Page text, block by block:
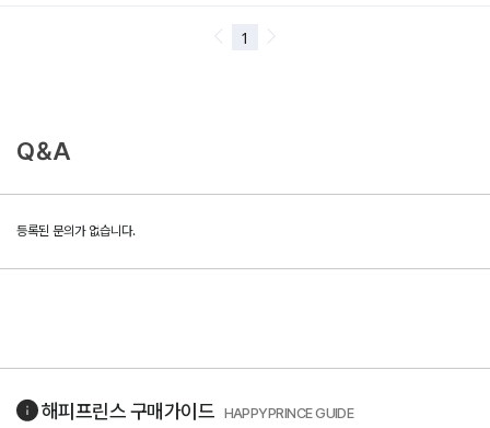
Q&A
등록된 문의가 없습니다.
해피프린스구매가이드 HAPPYPRINCE GUIDE